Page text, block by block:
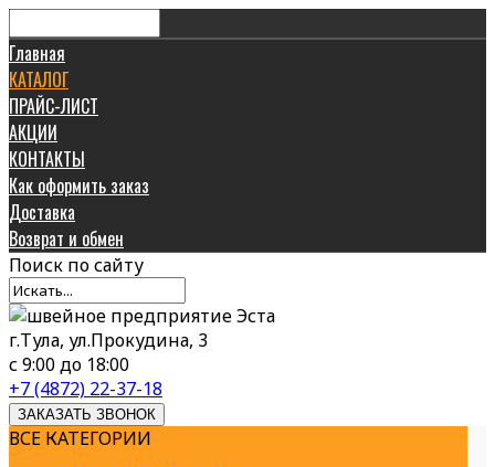
Главная
КАТАЛОГ
ПРАЙС-ЛИСТ
АКЦИИ
КОНТАКТЫ
Как оформить заказ
Доставка
Возврат и обмен
Поиск по сайту
г.Тула, ул.Прокудина, 3
с 9:00 до 18:00
+7 (4872) 22-37-18
ЗАКАЗАТЬ ЗВОНОК
ВСЕ КАТЕГОРИИ